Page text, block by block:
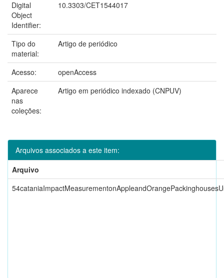
Digital
Object
Identifier:
10.3303/CET1544017
Tipo do
material:
Artigo de periódico
Acesso:
openAccess
Aparece
nas
coleções:
Artigo em periódico indexado (CNPUV)
Arquivos associados a este item:
Arquivo